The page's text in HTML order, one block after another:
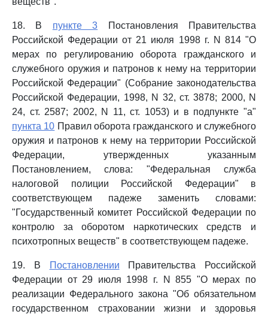
18. В пункте 3 Постановления Правительства
Российской Федерации от 21 июля 1998 г. N 814 "О
мерах по регулированию оборота гражданского и
служебного оружия и патронов к нему на территории
Российской Федерации" (Собрание законодательства
Российской Федерации, 1998, N 32, ст. 3878; 2000, N
24, ст. 2587; 2002, N 11, ст. 1053) и в подпункте "а"
пункта 10 Правил оборота гражданского и служебного
оружия и патронов к нему на территории Российской
Федерации, утвержденных указанным
Постановлением, слова: "Федеральная служба
налоговой полиции Российской Федерации" в
соответствующем падеже заменить словами:
"Государственный комитет Российской Федерации по
контролю за оборотом наркотических средств и
психотропных веществ" в соответствующем падеже.
19. В Постановлении Правительства Российской
Федерации от 29 июля 1998 г. N 855 "О мерах по
реализации Федерального закона "Об обязательном
государственном страховании жизни и здоровья